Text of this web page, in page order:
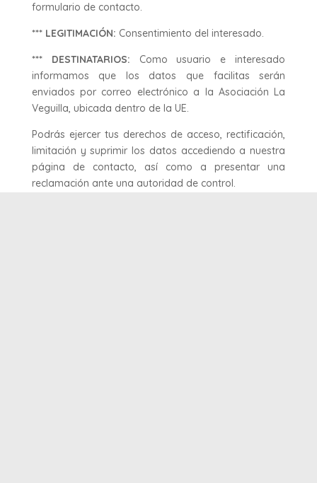
formulario de contacto.
*** LEGITIMACIÓN: Consentimiento del interesado.
*** DESTINATARIOS: Como usuario e interesado
informamos que los datos que facilitas serán
enviados por correo electrónico a la Asociación La
Veguilla, ubicada dentro de la UE.
Podrás ejercer tus derechos de acceso, rectificación,
limitación y suprimir los datos accediendo a nuestra
página de contacto, así como a presentar una
reclamación ante una autoridad de control.